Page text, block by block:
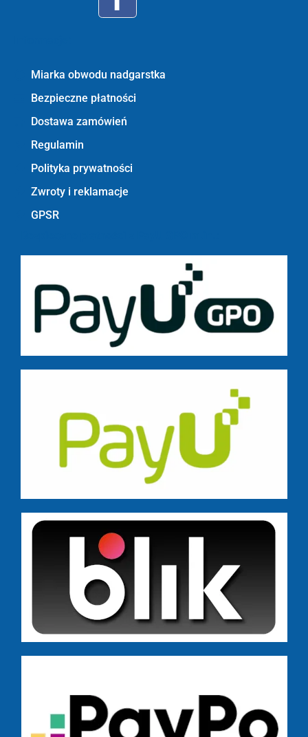
Miarka obwodu nadgarstka
Bezpieczne płatności
Dostawa zamówień
Regulamin
Polityka prywatności
Zwroty i reklamacje
GPSR